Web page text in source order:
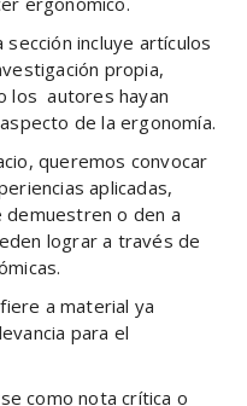
sección incluye artículos
propia,
los autores hayan
de la ergonomía.
queremos convocar
aplicadas,
o den a
lograr a través de
a material ya
para el
como nota crítica o